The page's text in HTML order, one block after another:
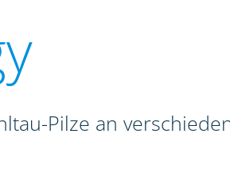
Pilze an